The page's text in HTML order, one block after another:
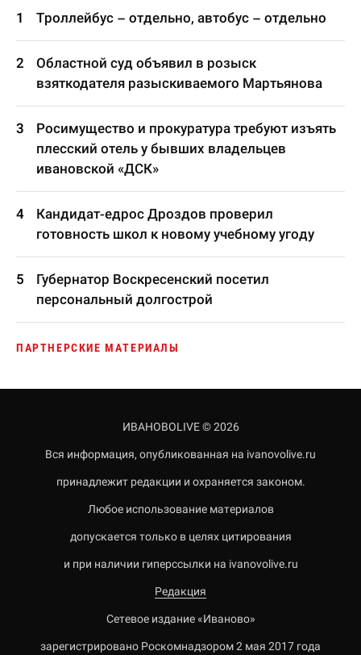
Троллейбус – отдельно, автобус – отдельно
Областной суд объявил в розыск
взяткодателя разыскиваемого Мартьянова
Росимущество и прокуратура требуют изъять
плесский отель у бывших владельцев
ивановской «ДСК»
Кандидат-едрос Дроздов проверил
готовность школ к новому учебному угоду
Губернатор Воскресенский посетил
персональный долгострой
ПАРТНЕРСКИЕ МАТЕРИАЛЫ
ИВАНОВОLIVE © 2026
Вся информация, опубликованная на ivanovolive.ru
принадлежит редакции и охраняется законом.
Любое использование материалов
допускается только в целях цитирования
и при наличии гиперссылки на ivanovolive.ru
Редакция
Сетевое издание «Иваново»
зарегистрировано Роскомнадзором 2 мая 2017 года